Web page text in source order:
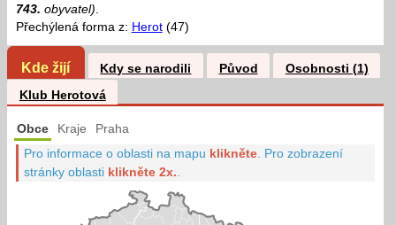
743. obyvatel).
Přechýlená forma z: Herot(47)
Kde žijí Kdy se narodili Původ
Osobnosti (1)
Klub Herotová
Obce Kraje Praha
Pro informace o oblasti na mapu klikněte Pro zobrazení
stránky oblasti klikněte 2x.